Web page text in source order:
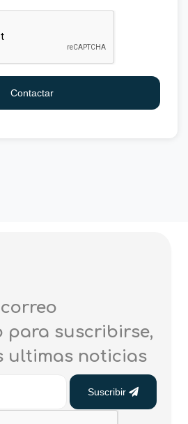
Contactar
para suscribirse,
ultimas noticias
Suscribir